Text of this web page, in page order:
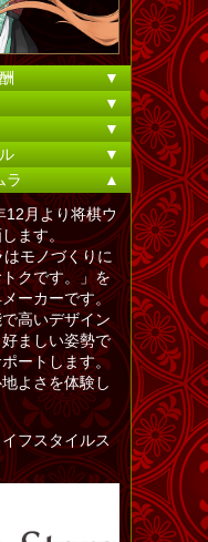
▼
▼
▼
▼
ラ
▲
12月より将棋ウ
ます。
モノづくりに
クです。」を
ーカーです。
高いデザイン
ましい姿勢で
ートします。
よさを体験し
フスタイルス